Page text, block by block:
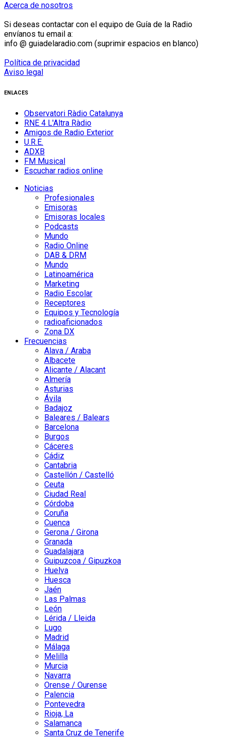
Acerca de nosotros
Si deseas contactar con el equipo de Guía de la Radio
envíanos tu email a:
info @ guiadelaradio.com (suprimir espacios en blanco)
Política de privacidad
Aviso legal
ENLACES
Observatori Ràdio Catalunya
RNE 4 L'Altra Ràdio
Amigos de Radio Exterior
U.R.E.
ADXB
FM Musical
Escuchar radios online
Noticias
Profesionales
Emisoras
Emisoras locales
Podcasts
Mundo
Radio Online
DAB & DRM
Mundo
Latinoamérica
Marketing
Radio Escolar
Receptores
Equipos y Tecnología
radioaficionados
Zona DX
Frecuencias
Alava / Araba
Albacete
Alicante / Alacant
Almería
Asturias
Ávila
Badajoz
Baleares / Balears
Barcelona
Burgos
Cáceres
Cádiz
Cantabria
Castellón / Castelló
Ceuta
Ciudad Real
Córdoba
Coruña
Cuenca
Gerona / Girona
Granada
Guadalajara
Guipuzcoa / Gipuzkoa
Huelva
Huesca
Jaén
Las Palmas
León
Lérida / Lleida
Lugo
Madrid
Málaga
Melilla
Murcia
Navarra
Orense / Ourense
Palencia
Pontevedra
Rioja, La
Salamanca
Santa Cruz de Tenerife